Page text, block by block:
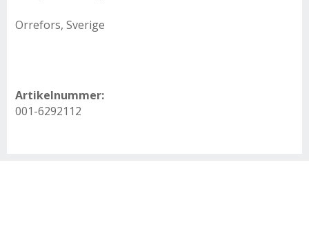
Orrefors, Sverige
Artikelnummer:
001-6292112